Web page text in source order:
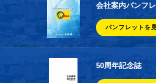
会社案内パンフ
パンフレットを
50周年記念誌